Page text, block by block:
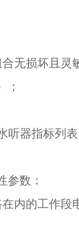
无损坏且灵
；
器指标列
数：
内的工作段